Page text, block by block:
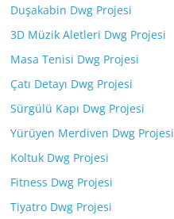
Duşakabin Dwg Projesi
3D Müzik Aletleri Dwg Projesi
Masa Tenisi Dwg Projesi
Çatı Detayı Dwg Projesi
Sürgülü Kapı Dwg Projesi
Yürüyen Merdiven Dwg Projesi
Koltuk Dwg Projesi
Fitness Dwg Projesi
Tiyatro Dwg Projesi